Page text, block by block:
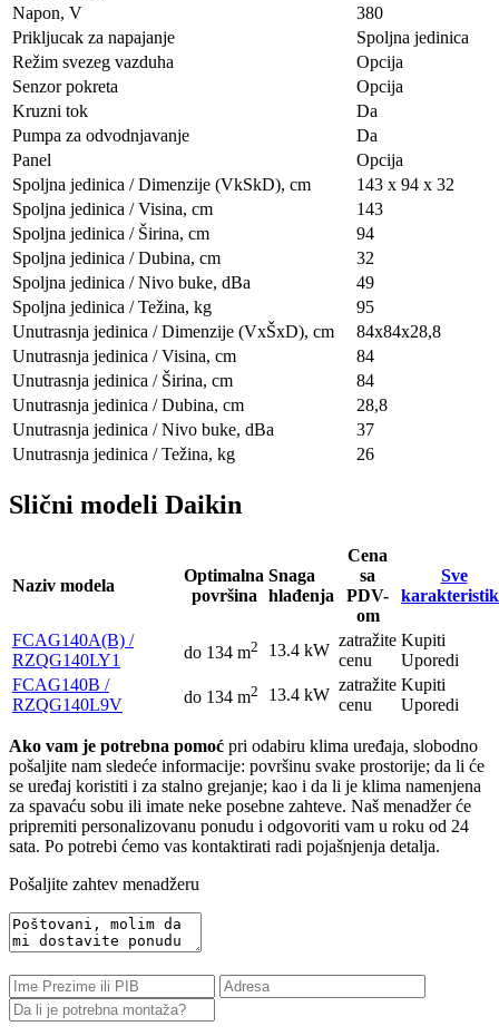
Napon, V
380
Prikljucak za napajanje
Spoljna jedinica
Režim svezeg vazduha
Opcija
Senzor pokreta
Opcija
Kruzni tok
Da
Pumpa za odvodnjavanje
Da
Panel
Opcija
Spoljna jedinica / Dimenzije (VkSkD), сm
143 x 94 x 32
Spoljna jedinica / Visina, сm
143
Spoljna jedinica / Širina, сm
94
Spoljna jedinica / Dubina, сm
32
Spoljna jedinica / Nivo buke, dBa
49
Spoljna jedinica / Težina, kg
95
Unutrasnja jedinica / Dimenzije (VxŠxD), сm
84х84х28,8
Unutrasnja jedinica / Visina, сm
84
Unutrasnja jedinica / Širina, сm
84
Unutrasnja jedinica / Dubina, сm
28,8
Unutrasnja jedinica / Nivo buke, dBa
37
Unutrasnja jedinica / Težina, kg
26
Slični modeli Daikin
Naziv modela
Optimalna
površina
Snaga
hlađenja
Cena
sa
PDV-
om
Sve
FCAG140A(B) /
RZQG140LY1
do 134 m2 13.4 kW
zatražite
cenu
Kupiti
Uporedi
FCAG140B /
RZQG140L9V
do 134 m2 13.4 kW
zatražite
cenu
Kupiti
Uporedi
Ako vam je potrebna pomoć pri odabiru klima uređaja, slobodno
pošaljite nam sledeće informacije: površinu svake prostorije; da li će
se uređaj koristiti i za stalno grejanje; kao i da li je klima namenjena
za spavaću sobu ili imate neke posebne zahteve. Naš menadžer će
pripremiti personalizovanu ponudu i odgovoriti vam u roku od 24
sata. Po potrebi ćemo vas kontaktirati radi pojašnjenja detalja.
Pošaljite zahtev menadžeru